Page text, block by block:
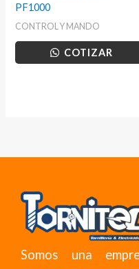
PF1000
CONTROL Y MANDO
COTIZAR
Somos una